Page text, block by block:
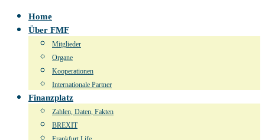
Home
Über FMF
Mitglieder
Organe
Kooperationen
Internationale Partner
Finanzplatz
Zahlen, Daten, Fakten
BREXIT